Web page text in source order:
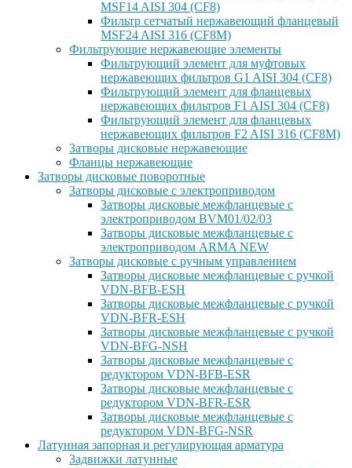
MSF14 AISI 304 (CF8)
Фильтр сетчатый нержавеющий фланцевый
MSF24 AISI 316 (CF8M)
Фильтрующие нержавеющие элементы
Фильтрующий элемент для муфтовых
нержавеющих фильтров G1 AISI 304 (CF8)
Фильтрующий элемент для фланцевых
нержавеющих фильтров F1 AISI 304 (CF8)
Фильтрующий элемент для фланцевых
нержавеющих фильтров F2 AISI 316 (CF8M)
Затворы дисковые нержавеющие
Фланцы нержавеющие
Затворы дисковые поворотные
Затворы дисковые с электроприводом
Затворы дисковые межфланцевые с
электроприводом BVM01/02/03
Затворы дисковые межфланцевые с
электроприводом ARMA NEW
Затворы дисковые с ручным управлением
Затворы дисковые межфланцевые с ручкой
VDN-BFB-ESH
Затворы дисковые межфланцевые с ручкой
VDN-BFR-ESH
Затворы дисковые межфланцевые с ручкой
VDN-BFG-NSH
Затворы дисковые межфланцевые с
редуктором VDN-BFB-ESR
Затворы дисковые межфланцевые с
редуктором VDN-BFR-ESR
Затворы дисковые межфланцевые с
редуктором VDN-BFG-NSR
Латунная запорная и регулирующая арматура
Задвижки латунные